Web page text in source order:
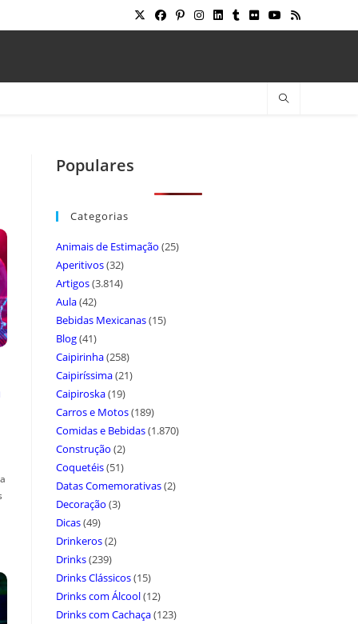
Populares
Categorias
Animais de Estimação (25)
Aperitivos(32)
Artigos(3.814)
Aula(42)
Bebidas Mexicanas(15)
Blog(41)
Caipirinha(258)
Caipiríssima(21)
Caipiroska(19)
Carros e Motos(189)
Comidas e Bebidas(1.870)
Construção (2)
Coquetéis(51)
Datas Comemorativas(2)
Decoração (3)
Dicas(49)
Drinkeros(2)
Drinks(239)
Drinks Clássicos(15)
Drinks com Álcool(12)
Drinks com Cachaça(123)